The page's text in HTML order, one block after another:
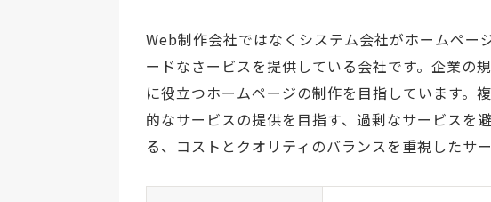
Web制作会社ではなくシステム会社がホームペー
ードなさービスを提供している会社です。企業の
に役立つホームページの制作を目指しています。
的なサービスの提供を目指す、過剰なサービスを
る、コストとクオリティのバランスを重視したサ